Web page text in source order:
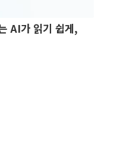
AI가 읽기 쉽게,